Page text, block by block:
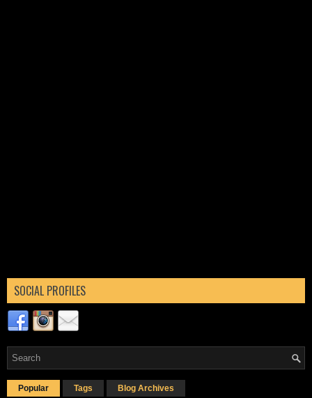
SOCIAL PROFILES
Popular Tags Blog Archives